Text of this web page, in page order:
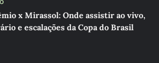
x Mirassol: Onde assistir ao vivo,
e escalações da Copa do Brasil